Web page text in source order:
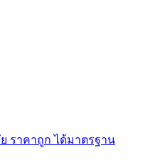
ราคาถูก ได้มาตรฐาน